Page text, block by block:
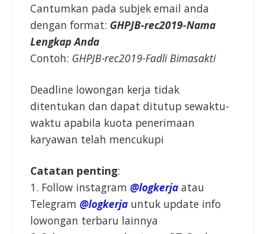
Cantumkan pada subjek email anda
dengan format: GHPJB-rec2019-Nama
Lengkap Anda
Contoh: GHPJB-rec2019-Fadli Bimasakti
Deadline lowongan kerja tidak
ditentukan dan dapat ditutup sewaktu-
waktu apabila kuota penerimaan
karyawan telah mencukupi
Catatan penting:
1. Follow instagram @logkerja atau
Telegram @logkerja untuk update info
lowongan terbaru lainnya